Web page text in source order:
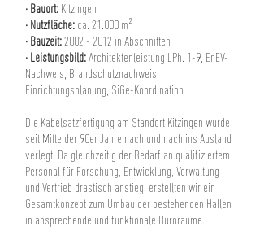
· Bauort: Kitzingen
· Nutzfläche: ca. 21.000 m²
· Bauzeit:2002 - 2012 in Abschnitten
· Leistungsbild:Architektenleistung LPh. 1-9, EnEV-
Nachweis, Brandschutznachweis,
Einrichtungsplanung, SiGe-Koordination
Die Kabelsatzfertigung am Standort Kitzingen wurde
seit Mitte der 90er Jahre nach und nach ins Ausland
verlegt. Da gleichzeitig der Bedarf an qualifiziertem
Personal für Forschung, Entwicklung, Verwaltung
und Vertrieb drastisch anstieg, erstellten wir ein
Gesamtkonzept zum Umbau der bestehenden Hallen
in ansprechende und funktionale Büroräume.